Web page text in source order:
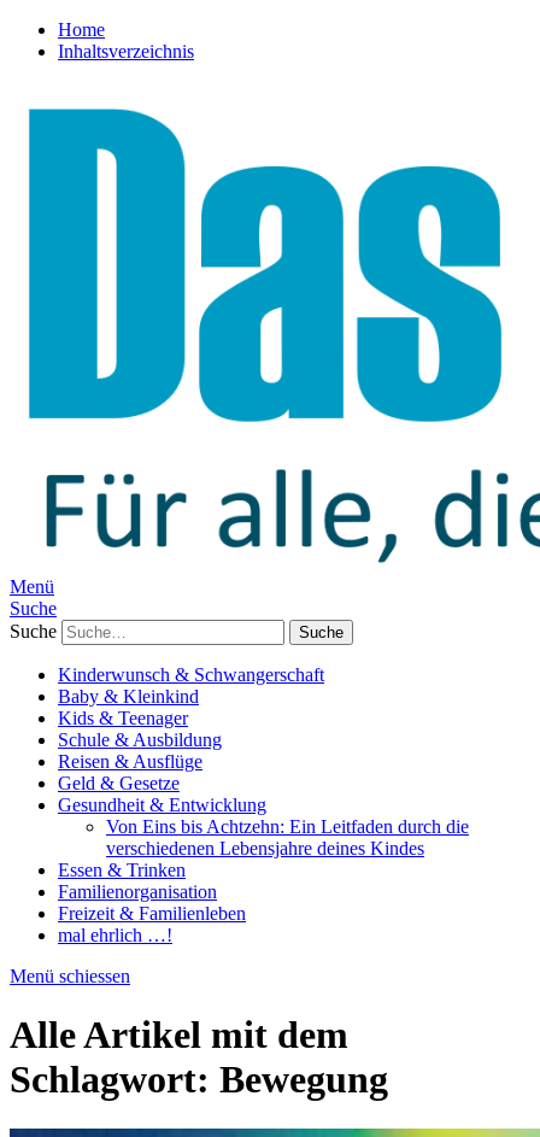
Home
Inhaltsverzeichnis
Menü
Suche
Suche
Kinderwunsch & Schwangerschaft
Baby & Kleinkind
Kids & Teenager
Schule & Ausbildung
Reisen & Ausflüge
Geld & Gesetze
Gesundheit & Entwicklung
Von Eins bis Achtzehn: Ein Leitfaden durch die
verschiedenen Lebensjahre deines Kindes
Essen & Trinken
Familienorganisation
Freizeit & Familienleben
mal ehrlich …!
Menü schiessen
Alle Artikel mit dem
Schlagwort: Bewegung